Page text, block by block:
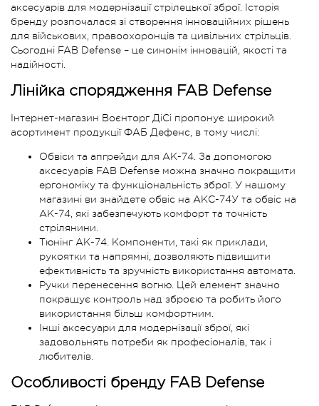
аксесуарів для модернізації стрілецької зброї. Історія
бренду розпочалася зі створення інноваційних рішень
для військових, правоохоронців та цивільних стрільців.
Сьогодні FAB Defense – це синонім інновацій, якості та
надійності.
Лінійка спорядження FAB Defense
Інтернет-магазин Воєнторг ДіСі пропонує широкий
асортимент продукції ФАБ Дефенс, в тому числі:
Обвіси та апгрейди для АК-74. За допомогою
аксесуарів FAB Defense можна значно покращити
ергономіку та функціональність зброї. У нашому
магазині ви знайдете обвіс на АКС-74У та обвіс на
АК-74, які забезпечують комфорт та точність
стрілянини.
Тюнінг АК-74. Компоненти, такі як приклади,
рукоятки та напрямні, дозволяють підвищити
ефективність та зручність використання автомата.
Ручки перенесення вогню. Цей елемент значно
покращує контроль над зброєю та робить його
використання більш комфортним.
Інші аксесуари для модернізації зброї, які
задовольнять потреби як професіоналів, так і
любителів.
Особливості бренду FAB Defense